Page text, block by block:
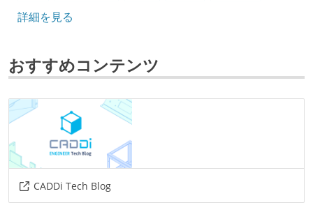
フレームワーク
データベース
postgresql
プロジェクト管理
github
情報共有ツール
slack
詳細を見る
おすすめコンテンツ
CADDi Tech Blog